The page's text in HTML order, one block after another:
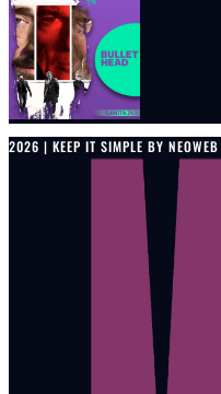
2026 | KEEP IT SIMPLE BY NEOWEB